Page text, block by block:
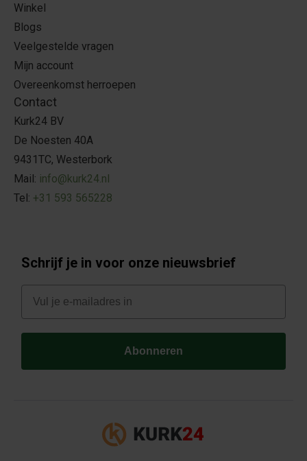
Winkel
Blogs
Veelgestelde vragen
Mijn account
Overeenkomst herroepen
Contact
Kurk24 BV
De Noesten 40A
9431TC, Westerbork
Mail: info@kurk24.nl
Tel: +31 593 565228
Schrijf je in voor onze nieuwsbrief
E-mail
Abonneren